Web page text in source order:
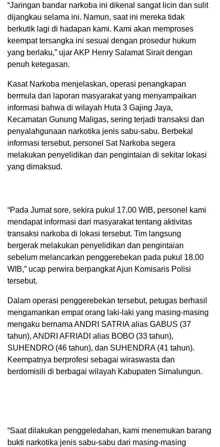
“Jaringan bandar narkoba ini dikenal sangat licin dan sulit
dijangkau selama ini. Namun, saat ini mereka tidak
berkutik lagi di hadapan kami. Kami akan memproses
keempat tersangka ini sesuai dengan prosedur hukum
yang berlaku,” ujar AKP Henry Salamat Sirait dengan
penuh ketegasan.
Kasat Narkoba menjelaskan, operasi penangkapan
bermula dari laporan masyarakat yang menyampaikan
informasi bahwa di wilayah Huta 3 Gajing Jaya,
Kecamatan Gunung Maligas, sering terjadi transaksi dan
penyalahgunaan narkotika jenis sabu-sabu. Berbekal
informasi tersebut, personel Sat Narkoba segera
melakukan penyelidikan dan pengintaian di sekitar lokasi
yang dimaksud.
“Pada Jumat sore, sekira pukul 17.00 WIB, personel kami
mendapat informasi dari masyarakat tentang aktivitas
transaksi narkoba di lokasi tersebut. Tim langsung
bergerak melakukan penyelidikan dan pengintaian
sebelum melancarkan penggerebekan pada pukul 18.00
WIB,” ucap perwira berpangkat Ajun Komisaris Polisi
tersebut.
Dalam operasi penggerebekan tersebut, petugas berhasil
mengamankan empat orang laki-laki yang masing-masing
mengaku bernama ANDRI SATRIA alias GABUS (37
tahun), ANDRI AFRIADI alias BOBO (33 tahun),
SUHENDRO (46 tahun), dan SUHENDRA (41 tahun).
Keempatnya berprofesi sebagai wiraswasta dan
berdomisili di berbagai wilayah Kabupaten Simalungun.
“Saat dilakukan penggeledahan, kami menemukan barang
bukti narkotika jenis sabu-sabu dari masing-masing